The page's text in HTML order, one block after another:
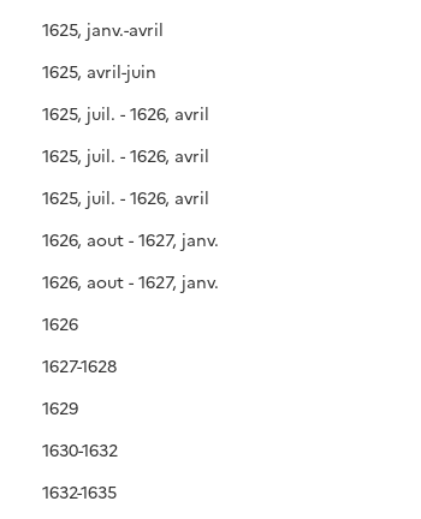
1625, janv.-avril
1625, avril-juin
1625, juil. - 1626, avril
1625, juil. - 1626, avril
1625, juil. - 1626, avril
1626, aout - 1627, janv.
1626, aout - 1627, janv.
1626
1627-1628
1629
1630-1632
1632-1635